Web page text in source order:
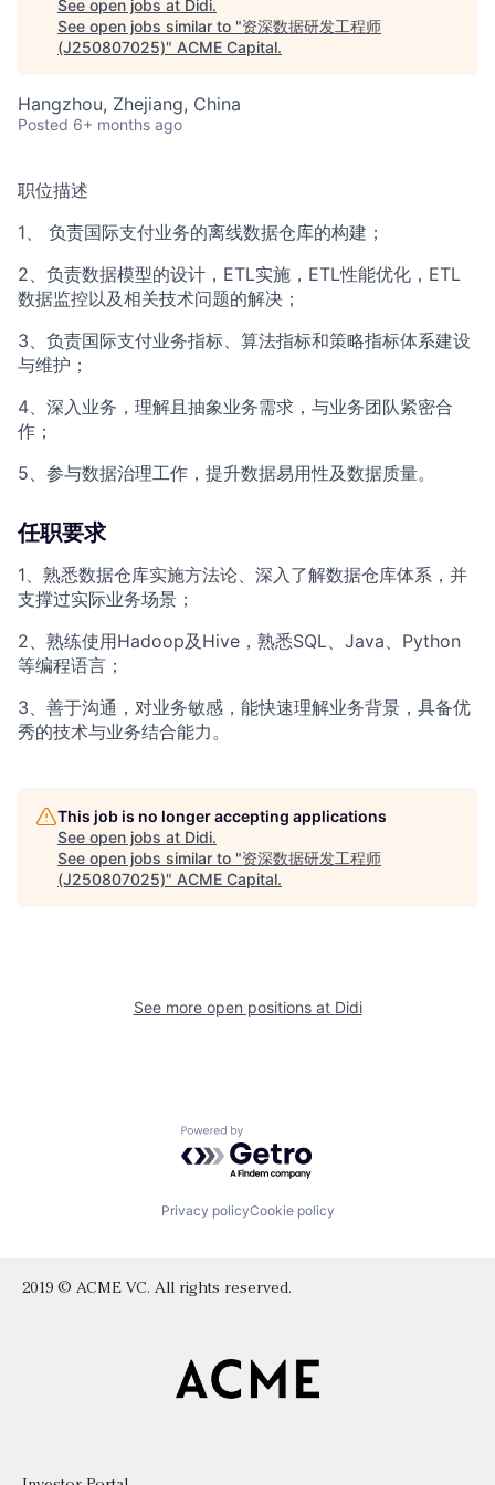
See open jobs at Didi.
See open jobs similar to "资深数据研发工程师
(J250807025)" ACME Capital.
Hangzhou, Zhejiang, China
Posted 6+ months ago
职位描述
1、 负责国际支付业务的离线数据仓库的构建；
2、负责数据模型的设计，ETL实施，ETL性能优化，ETL
数据监控以及相关技术问题的解决；
3、负责国际支付业务指标、算法指标和策略指标体系建设
与维护；
4、深入业务，理解且抽象业务需求，与业务团队紧密合
作；
5、参与数据治理工作，提升数据易用性及数据质量。
任职要求
1、熟悉数据仓库实施方法论、深入了解数据仓库体系，并
支撑过实际业务场景；
2、熟练使用Hadoop及Hive，熟悉SQL、Java、Python
等编程语言；
3、善于沟通，对业务敏感，能快速理解业务背景，具备优
秀的技术与业务结合能力。
This job is no longer accepting applications
See open jobs at Didi.
See open jobs similar to "资深数据研发工程师
(J250807025)" ACME Capital.
See more open positions at Didi
Powered by Getro.com
Privacy policyCookie policy
2019 © ACME VC. All rights reserved.